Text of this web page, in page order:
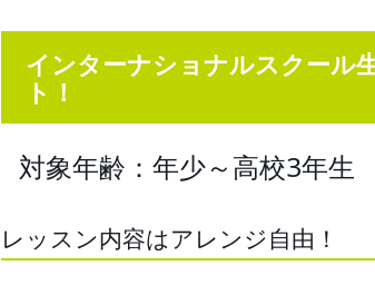
インターナショナルスクール
ト！
対象年齢：年少～高校3年生
レッスン内容はアレンジ自由！